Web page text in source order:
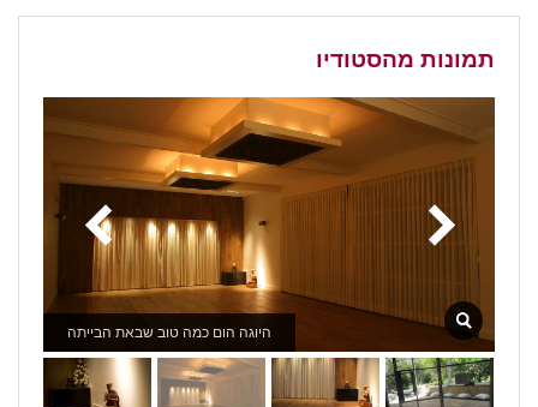
תמונות מהסטודיו
היוגה הום כמה טוב שבאת הבייתה